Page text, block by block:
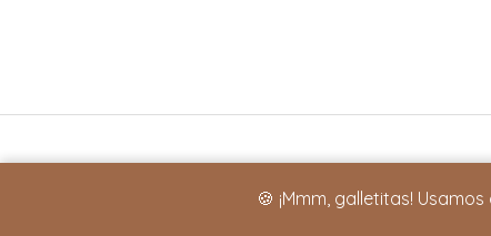
🍪 ¡Mmm, galletitas!